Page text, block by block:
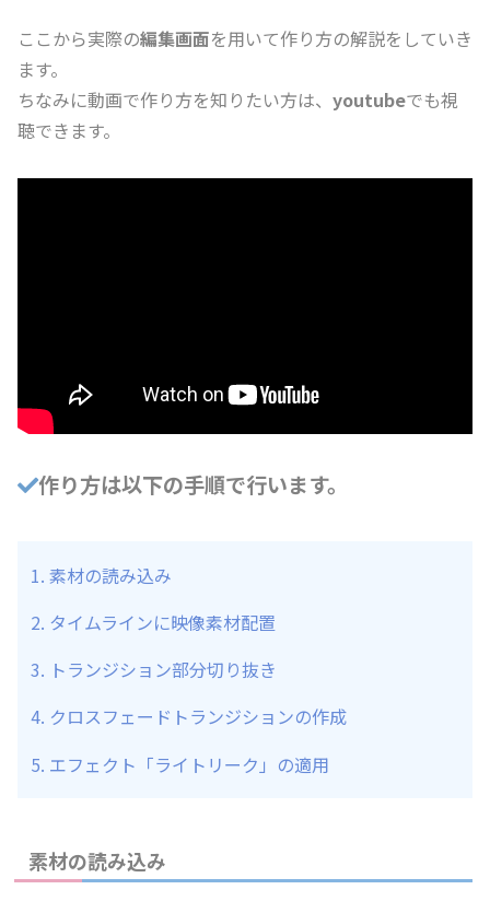
ここから実際の編集画面を用いて作り方の解説をしていき
ます。
ちなみに動画で作り方を知りたい方は、 youtubeでも視
聴できます。
作り方は以下の手順で行います。
素材の読み込み
タイムラインに映像素材配置
トランジション部分切り抜き
クロスフェードトランジションの作成
エフェクト「ライトリーク」の適用
素材の読み込み